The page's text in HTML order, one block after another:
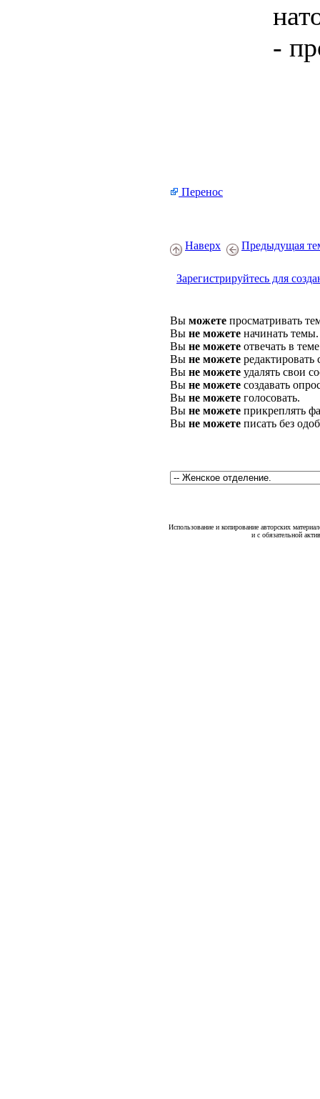
-
Перенос
Наверх Предыдущая
Зарегистрируйтесь для
Вы можете просматривать
Вы не можете начинать темы.
Вы не можете отвечать в
Вы не можете
Вы не можете удалять свои
Вы не можете создавать
Вы не можете голосовать.
Вы не можете прикреплять
Вы не можете писать без
Использование и копирование авторских
и с обязательной